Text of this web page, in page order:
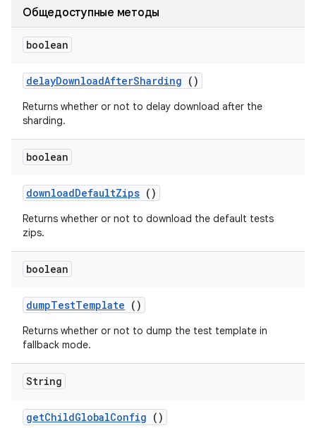
Общедоступные методы
boolean
delayDownloadAfterSharding ()
Returns whether or not to delay download after the
sharding.
boolean
downloadDefaultZips ()
Returns whether or not to download the default tests
zips.
boolean
dumpTestTemplate ()
Returns whether or not to dump the test template in
fallback mode.
String
getChildGlobalConfig ()